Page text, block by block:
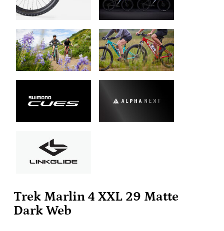
Trek Marlin 4 XXL 29 Matte
Dark Web